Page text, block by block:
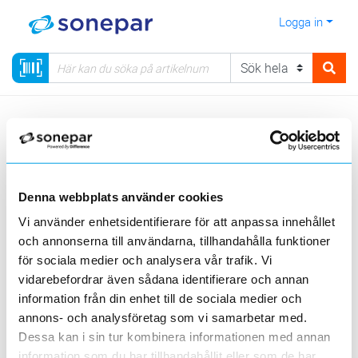
Denna webbplats använder cookies
Vi använder enhetsidentifierare för att anpassa innehållet
och annonserna till användarna, tillhandahålla funktioner
för sociala medier och analysera vår trafik. Vi
vidarebefordrar även sådana identifierare och annan
information från din enhet till de sociala medier och
annons- och analysföretag som vi samarbetar med.
Dessa kan i sin tur kombinera informationen med annan
Logga in
Visa produkter från alla underliggande kategorier
Kabelskyddsrör
SRE
Kabelskyddsrör
SRE släta på
ring/coil
Böjar för SRE-rör